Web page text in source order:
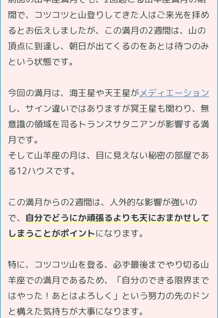
間で、コツコツと山登りしてきた人はご来光を拝め
るとお伝えしましたが、この満月の2週間は、山の
頂点に到達し、朝日が出てくるのをあとは待つのみ
という状態です。
今回の満月は、海王星や天王星がメディエーション
し、サイン違いではありますが冥王星も関わり、無
意識の領域を司るトランスサタニアンが影響する満
月です。
そして山羊座の月は、目に見えない秘密の部屋であ
る12ハウスです。
この満月からの2週間は、人外的な影響が強いの
で、 自分でどうにか頑張るよりも天におまかせして
しまうことがポイントになります。
特に、コツコツ山を登る、必ず最後までやり切る山
羊座での満月であるため、「自分のできる限界まで
はやった！あとはよろしく」という努力の先のドン
と構えた気持ちが大事になります。